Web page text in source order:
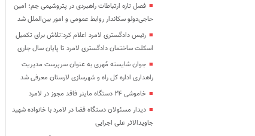
فصل تازه ارتباطات راهبردی در پتروشیمی جم؛ امین
حاجی‌دولو سکاندار روابط عمومی و امور بین‌الملل شد
رئیس دادگستری لامرد اعلام کرد:تلاش برای تکمیل
اسکلت ساختمان دادگستری لامرد تا پایان سال جاری
جوان شایسته مُهری به عنوان سرپرست مدیریت
راهداری اداره کل راه و شهرسازی لارستان معرفی شد
خاموشی ۲۴ دستگاه ماینر فاقد مجوز در لامرد
دیدار مسئولان دستگاه قضا در لامرد با خانواده شهید
جاویدالاثر علی اجرایی